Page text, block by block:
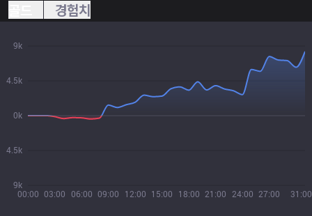
경험치
00:00 03:00 06:00 09:00 12:00 15:00 18:00 21:00 24:00 27:00 31:00
9k
4.5k
0k
4.5k
9k